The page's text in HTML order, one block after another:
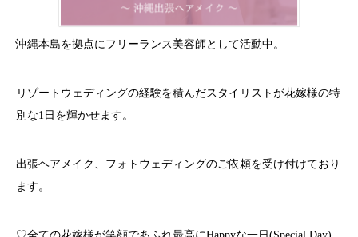
沖縄本島を拠点にフリーランス美容師として活動中。
リゾートウェディングの経験を積んだスタイリストが花嫁様の特
別な1日を輝かせます。
出張ヘアメイク、フォトウェディングのご依頼を受け付けており
ます。